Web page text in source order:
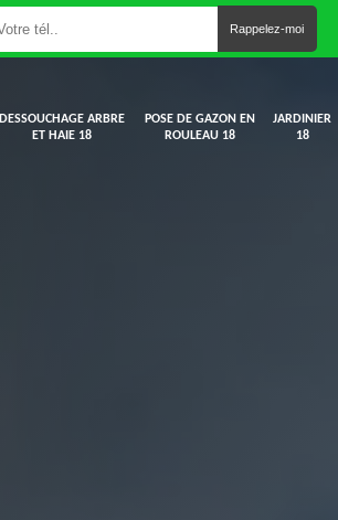
DESSOUCHAGE ARBRE
ET HAIE 18
POSE DE GAZON EN
ROULEAU 18
JARDINIER
18